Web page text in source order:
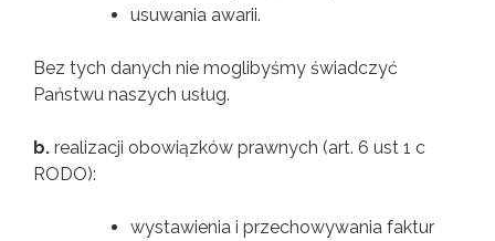
usuwania awarii.
Bez tych danych nie moglibyśmy świadczyć
Państwu naszych usług.
b. realizacji obowiązków prawnych (art. 6 ust 1 c
RODO):
wystawienia i przechowywania faktur